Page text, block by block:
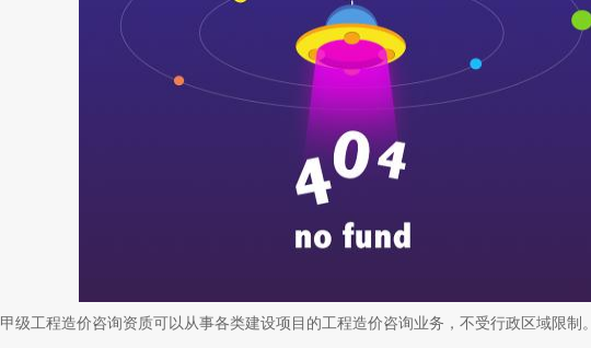
工程造价咨询资质可以从事各类建设项目的工程造价咨询业务，不受行政区域限制。